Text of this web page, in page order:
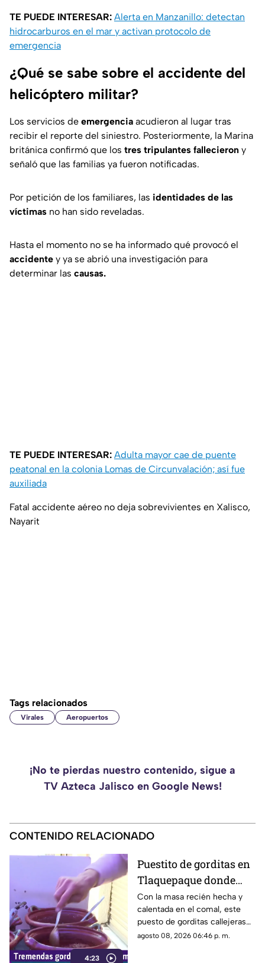
TE PUEDE INTERESAR: Alerta en Manzanillo: detectan
hidrocarburos en el mar y activan protocolo de
emergencia
¿Qué se sabe sobre el accidente del
helicóptero militar?
Los servicios de emergencia acudieron al lugar tras
recibir el reporte del siniestro. Posteriormente, la Marina
británica confirmó que los tres tripulantes fallecieron y
señaló que las familias ya fueron notificadas.
Por petición de los familiares, las identidades de las
víctimas no han sido reveladas.
Hasta el momento no se ha informado qué provocó el
accidente y ya se abrió una investigación para
determinar las causas.
TE PUEDE INTERESAR: Adulta mayor cae de puente
peatonal en la colonia Lomas de Circunvalación; así fue
auxiliada
Fatal accidente aéreo no deja sobrevivientes en Xalisco,
Nayarit
Tags relacionados
Virales Aeropuertos
¡No te pierdas nuestro contenido, sigue a
TV Azteca Jalisco en Google News!
CONTENIDO RELACIONADO
4:23
Puestito de gorditas en
Tlaquepaque donde
una nunca es suficiente
Con la masa recién hecha y
calentada en el comal, este
puesto de gorditas callejeras
en Tlaquepaque promete
agosto 08, 2026 06:46 p. m.